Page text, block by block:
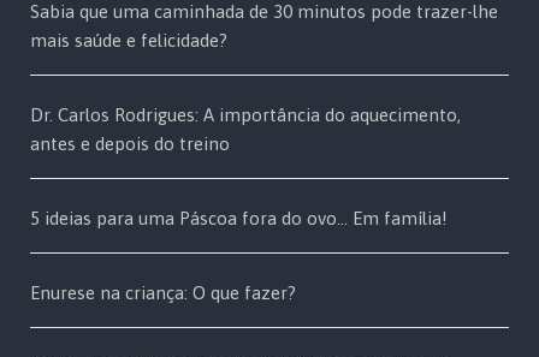
Sabia que uma caminhada de 30 minutos pode trazer-lhe
mais saúde e felicidade?
Dr. Carlos Rodrigues: A importância do aquecimento,
antes e depois do treino
5 ideias para uma Páscoa fora do ovo… Em família!
Enurese na criança: O que fazer?